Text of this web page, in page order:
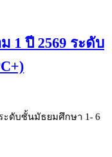
1 ปี 2569 ระดับ
ะดับชั้นมัธยมศึกษา 1- 6